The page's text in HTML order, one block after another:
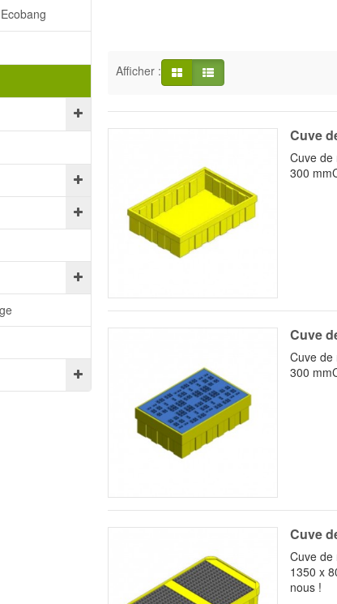
Afficher :
Cuve
Cuve de
300
Cuve
Cuve de
300
Cuve
Cuve de
1350 x
nous !